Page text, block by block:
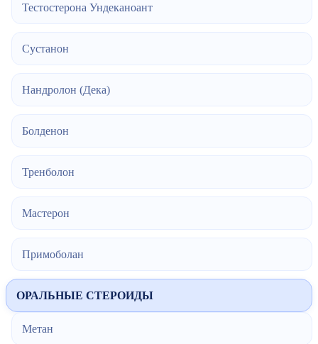
Тестостерона Ундеканоант
Сустанон
Нандролон (Дека)
Болденон
Тренболон
Мастерон
Примоболан
ОРАЛЬНЫЕ СТЕРОИДЫ
Метан